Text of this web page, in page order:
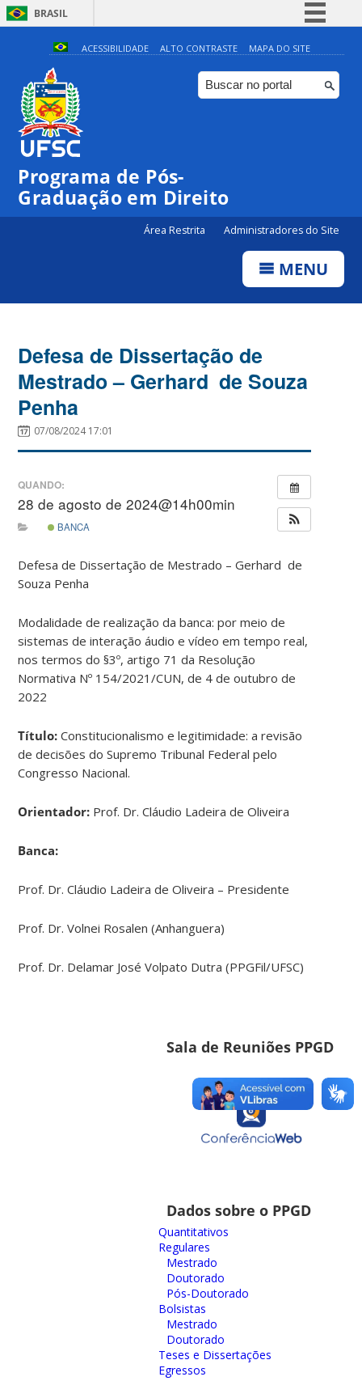
BRASIL
Simplifique!
Comunica BR
Participe
ACESSIBILIDADE ALTO CONTRASTE MAPA DO SITE
Programa de Pós-
Graduação em Direito
Área Restrita Administradores do Site
MENU
Defesa de Dissertação de
Mestrado – Gerhard de Souza
Penha
07/08/2024 17:01
QUANDO:
28 de agosto de 2024@14h00min
BANCA
Defesa de Dissertação de Mestrado – Gerhard de
Souza Penha
Modalidade de realização da banca: por meio de
sistemas de interação áudio e vídeo em tempo real,
nos termos do §3º, artigo 71 da Resolução
Normativa Nº 154/2021/CUN, de 4 de outubro de
2022
Título:Constitucionalismo e legitimidade: a revisão
de decisões do Supremo Tribunal Federal pelo
Congresso Nacional.
Orientador: Prof. Dr. Cláudio Ladeira de Oliveira
Banca:
Prof. Dr. Cláudio Ladeira de Oliveira – Presidente
Prof. Dr. Volnei Rosalen (Anhanguera)
Prof. Dr. Delamar José Volpato Dutra (PPGFil/UFSC)
Sala de Reuniões PPGD
Dados sobre o PPGD
Quantitativos
Regulares
Mestrado
Doutorado
Pós-Doutorado
Bolsistas
Mestrado
Doutorado
Teses e Dissertações
Egressos